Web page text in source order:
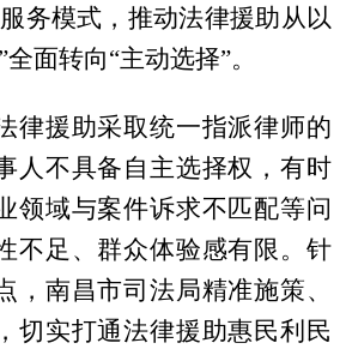
务模式，推动法律援助从以
面转向“主动选择”。
律援助采取统一指派律师的
人不具备自主选择权，有时
领域与案件诉求不匹配等问
不足、群众体验感有限。针
，南昌市司法局精准施策、
切实打通法律援助惠民利民